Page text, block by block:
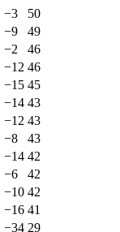
−3
50
−9
49
−2
46
−12 46
−15 45
−14 43
−12 43
−8
43
−14 42
−6
42
−10 42
−16 41
−34 29